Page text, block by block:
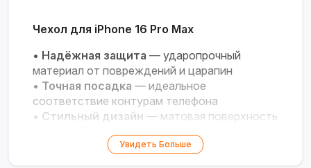
Чехол для iPhone 16 Pro Max
• Надёжная защита — ударопрочный
материал от повреждений и царапин
• Точная посадка — идеальное
соответствие контурам телефона
• Стильный дизайн — матовая поверхность
Полный доступ— точные вырезы для
Увидеть Больше